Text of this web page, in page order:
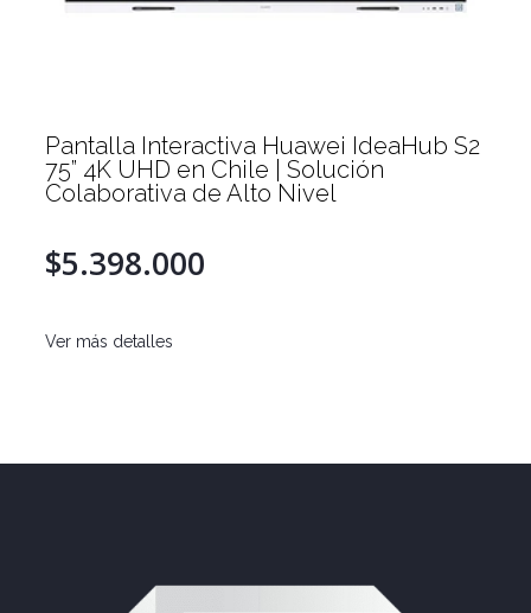
Pantalla Interactiva Huawei IdeaHub S2
75” 4K UHD en Chile | Solución
Colaborativa de Alto Nivel
$5.398.000
Ver más detalles